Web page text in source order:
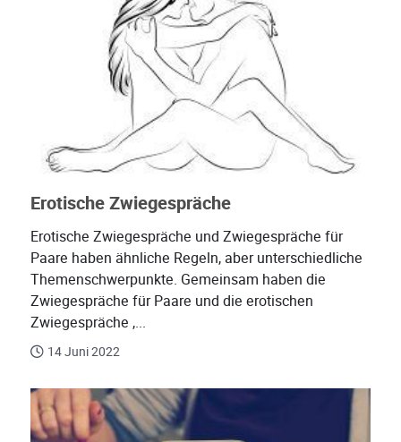
Erotische Zwiegespräche
Erotische Zwiegespräche und Zwiegespräche für
Paare haben ähnliche Regeln, aber unterschiedliche
Themenschwerpunkte. Gemeinsam haben die
Zwiegespräche für Paare und die erotischen
Zwiegespräche ,...
14 Juni 2022